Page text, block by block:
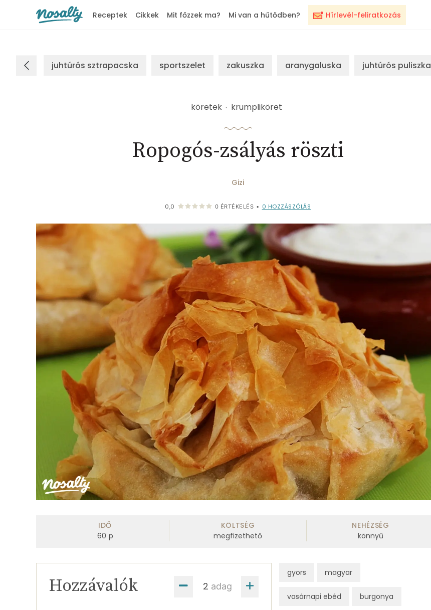
Hírlevél-feliratkozás
Receptek Cikkek Mit főzzek ma? Mi van a hűtődben?
juhtúrós sztrapacska sportszelet zakuszka aranygaluska juhtúrós puliszka
köretek krumpliköret
Ropogós-zsályás röszti
Gizi
0,0 0 ÉRTÉKELÉS • 0 HOZZÁSZÓLÁS
IDŐ
60 p
KÖLTSÉG
megfizethető
NEHÉZSÉG
könnyű
adag
Hozzávalók
gyors magyar
vasárnapi ebéd burgonya